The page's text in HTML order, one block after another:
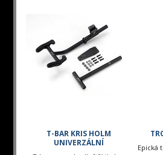
T-BAR KRIS HOLM
UNIVERZÁLNÍ
Epická